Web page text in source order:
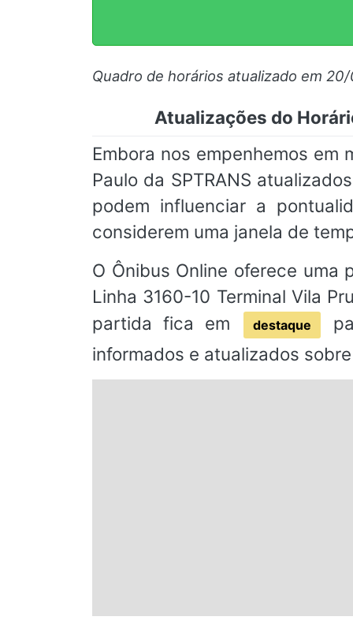
Quadro de horários atualizado em
Atualizações do
Embora nos empenhemos em
Paulo da SPTRANS
podem influenciar a
considerem uma janela de
O Ônibus Online oferece
Linha 3160-10 Terminal Vila
partida fica em
destaque
informados e atualizados